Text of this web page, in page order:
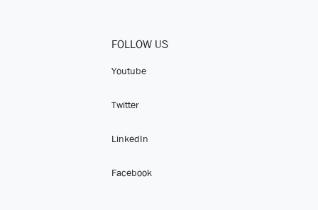
FOLLOW US
Youtube
Twitter
LinkedIn
Facebook